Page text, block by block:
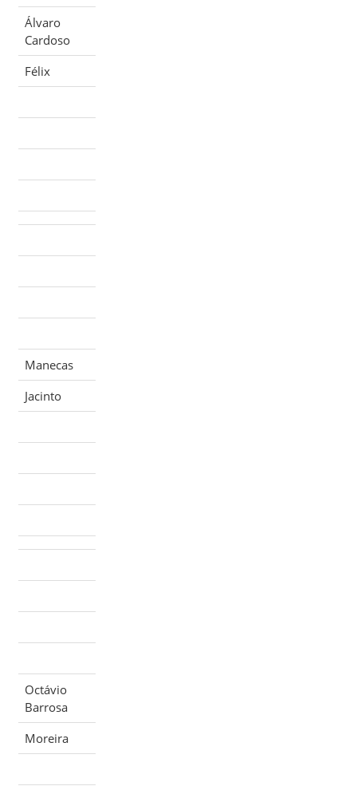
Álvaro
Cardoso
Félix
Manecas
Jacinto
Octávio
Barrosa
Moreira